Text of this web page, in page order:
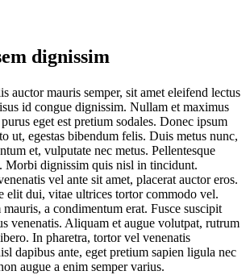
dignissim
auctor mauris semper, sit amet eleifend lectus
id congue dignissim. Nullam et maximus
eget est pretium sodales. Donec ipsum
ut, egestas bibendum felis. Duis metus nunc,
et, vulputate nec metus. Pellentesque
Morbi dignissim quis nisl in tincidunt.
vel ante sit amet, placerat auctor eros.
elit dui, vitae ultrices tortor commodo vel.
a condimentum erat. Fusce suscipit
venenatis. Aliquam et augue volutpat, rutrum
In pharetra, tortor vel venenatis
dapibus ante, eget pretium sapien ligula nec
augue a enim semper varius.